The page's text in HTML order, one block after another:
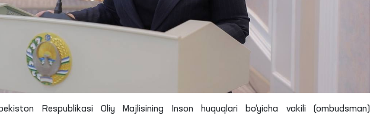
Respublikasi Oliy Majlisining Inson huquqlari bo‘yicha vakili (ombudsman)